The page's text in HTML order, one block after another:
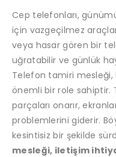
Cep telefonları,
için vazgeçilmez
veya hasar gören bir
uğratabilir ve günlük
Telefon tamiri mesleği,
önemli bir role sahiptir.
parçaları onarır,
problemlerini giderir.
kesintisiz bir şekilde
mesleği, iletişim